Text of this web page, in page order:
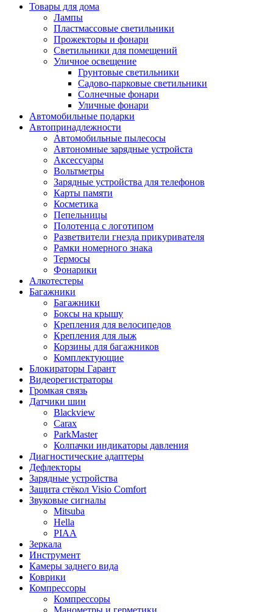
Товары для дома
Лампы
Пластмассовые светильники
Прожекторы и фонари
Светильники для помещений
Уличное освещение
Грунтовые светильники
Садово-парковые светильники
Солнечные фонари
Уличные фонари
Автомобильные подарки
Автопринадлежности
Автомобильные пылесосы
Автономные зарядные устройста
Аксессуары
Вольтметры
Зарядные устройства для телефонов
Карты памяти
Косметика
Пепельницы
Полотенца с логотипом
Разветвители гнезда прикуривателя
Рамки номерного знака
Термосы
Фонарики
Алкотестеры
Багажники
Багажники
Боксы на крышу
Крепления для велосипедов
Крепления для лыж
Корзины для багажников
Комплектующие
Блокираторы Гарант
Видеорегистраторы
Громкая связь
Датчики шин
Blackview
Carax
ParkMaster
Колпачки индикаторы давления
Диагностические адаптеры
Дефлекторы
Зарядные устройства
Защита стёкол Visio Comfort
Звуковые сигналы
Mitsuba
Hella
PIAA
Зеркала
Инструмент
Камеры заднего вида
Коврики
Компрессоры
Компрессоры
Манометры и герметики